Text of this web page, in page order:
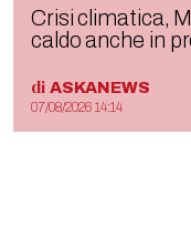
Crisi climatica,
caldo anche in
di ASKANEWS
07/08/2026 14:14